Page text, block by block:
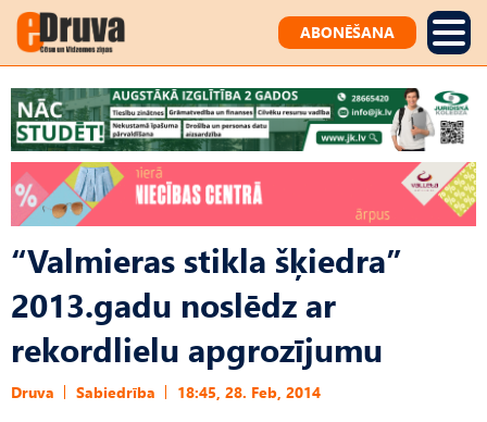
ABONĒŠANA
“Valmieras stikla šķiedra”
2013.gadu noslēdz ar
rekordlielu apgrozījumu
Druva Sabiedrība 18:45, 28. Feb, 2014